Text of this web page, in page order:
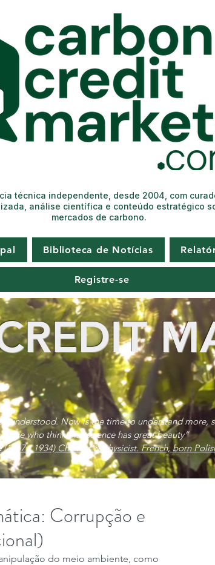
Biblioteca de Notícias
Registre-se
técnica independente, desde 2004, com
análise científica e conteúdo estratégico
mercados de carbono.
Corrupção e
do meio ambiente, como
understood. Now is the time to understand more,
who think that science has great beauty”
(1867 - 1934) Chemist & physicist. French, born